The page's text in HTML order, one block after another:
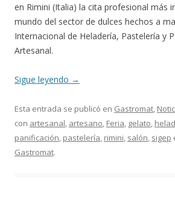
en Rimini (Italia) la cita profesional más
mundo del sector de dulces hechos a
Internacional de Heladería, Pastelería y
Artesanal.
Sigue leyendo →
Esta entrada se publicó en Gastromat,
con artesanal, artesano, Feria, gelato,
panificación, pastelería, rimini, salón, sigep
Gastromat.